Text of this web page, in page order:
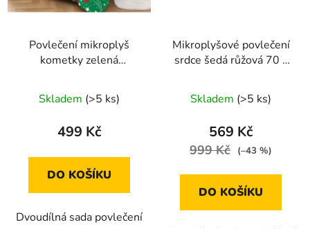
Povlečení mikroplyš
kometky zelená
Skladem (>5 ks)
499 Kč
DO KOŠÍKU
Dvoudílná sada povlečení
Mikroplyšové povlečení
srdce šedá růžová 70 x
Skladem (>5 ks)
569 Kč
999 Kč (–43 %)
DO KOŠÍKU